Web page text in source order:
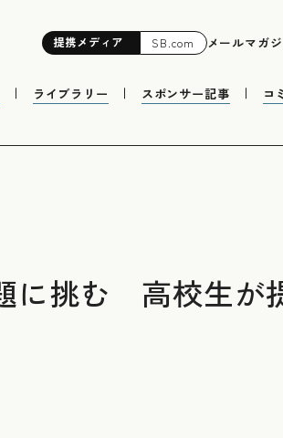
提携メディア SB.com メールマガ
ライブラリー スポンサー記事 コ
に挑む 高校生が